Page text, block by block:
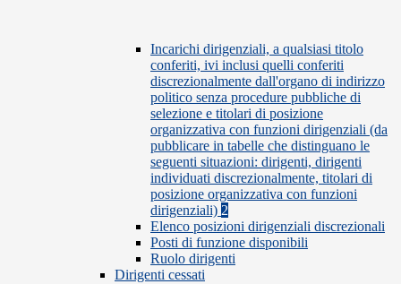
Incarichi dirigenziali, a qualsiasi titolo
conferiti, ivi inclusi quelli conferiti
discrezionalmente dall'organo di indirizzo
politico senza procedure pubbliche di
selezione e titolari di posizione
organizzativa con funzioni dirigenziali (da
pubblicare in tabelle che distinguano le
seguenti situazioni: dirigenti, dirigenti
individuati discrezionalmente, titolari di
posizione organizzativa con funzioni
dirigenziali) 2
Elenco posizioni dirigenziali discrezionali
Posti di funzione disponibili
Ruolo dirigenti
Dirigenti cessati